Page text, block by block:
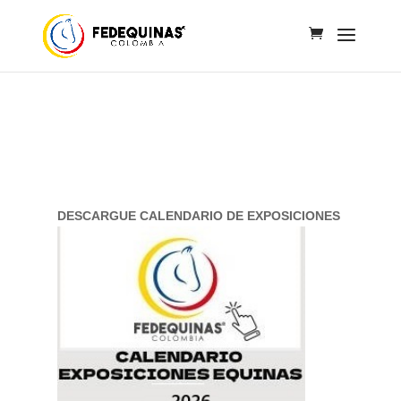
DESCARGUE CALENDARIO DE EXPOSICIONES